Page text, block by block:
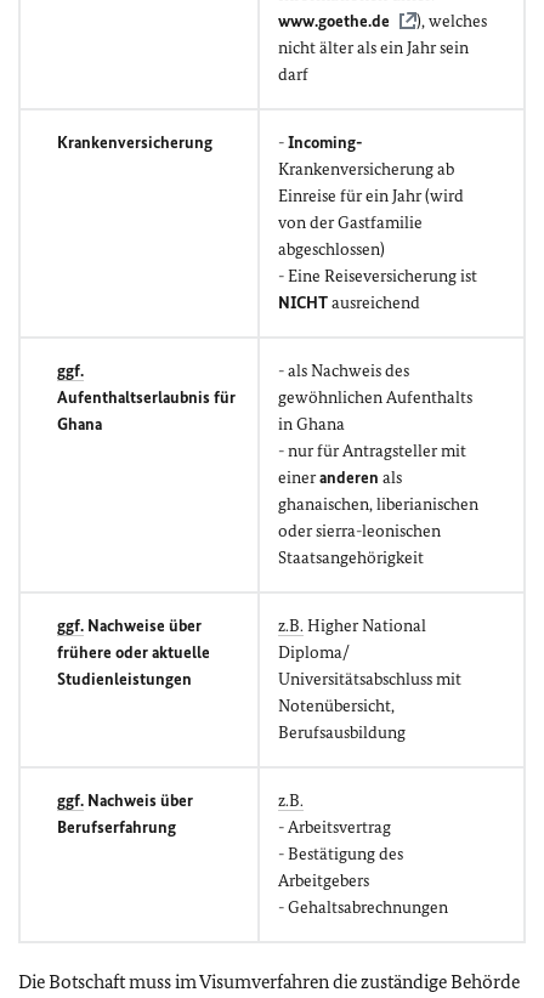
www.goethe.de
), welches
nicht älter als ein Jahr sein
darf
Krankenversicherung -Incoming-
Krankenversicherung ab
Einreise für ein Jahr (wird
von der Gastfamilie
abgeschlossen)
- Eine Reiseversicherung ist
NICHTausreichend
ggf.
Aufenthaltserlaubnis für
Ghana
- als Nachweis des
gewöhnlichen Aufenthalts
in Ghana
- nur für Antragsteller mit
eineranderen als
ghanaischen, liberianischen
oder sierra-leonischen
Staatsangehörigkeit
ggf. Nachweise über
frühere oder aktuelle
Studienleistungen
z.B. Higher National
Diploma/
Universitätsabschluss mit
Notenübersicht,
Berufsausbildung
ggf. Nachweis über
Berufserfahrung
z.B.
- Arbeitsvertrag
- Bestätigung des
Arbeitgebers
- Gehaltsabrechnungen
Die Botschaft muss im Visumverfahren die zuständige Behörde